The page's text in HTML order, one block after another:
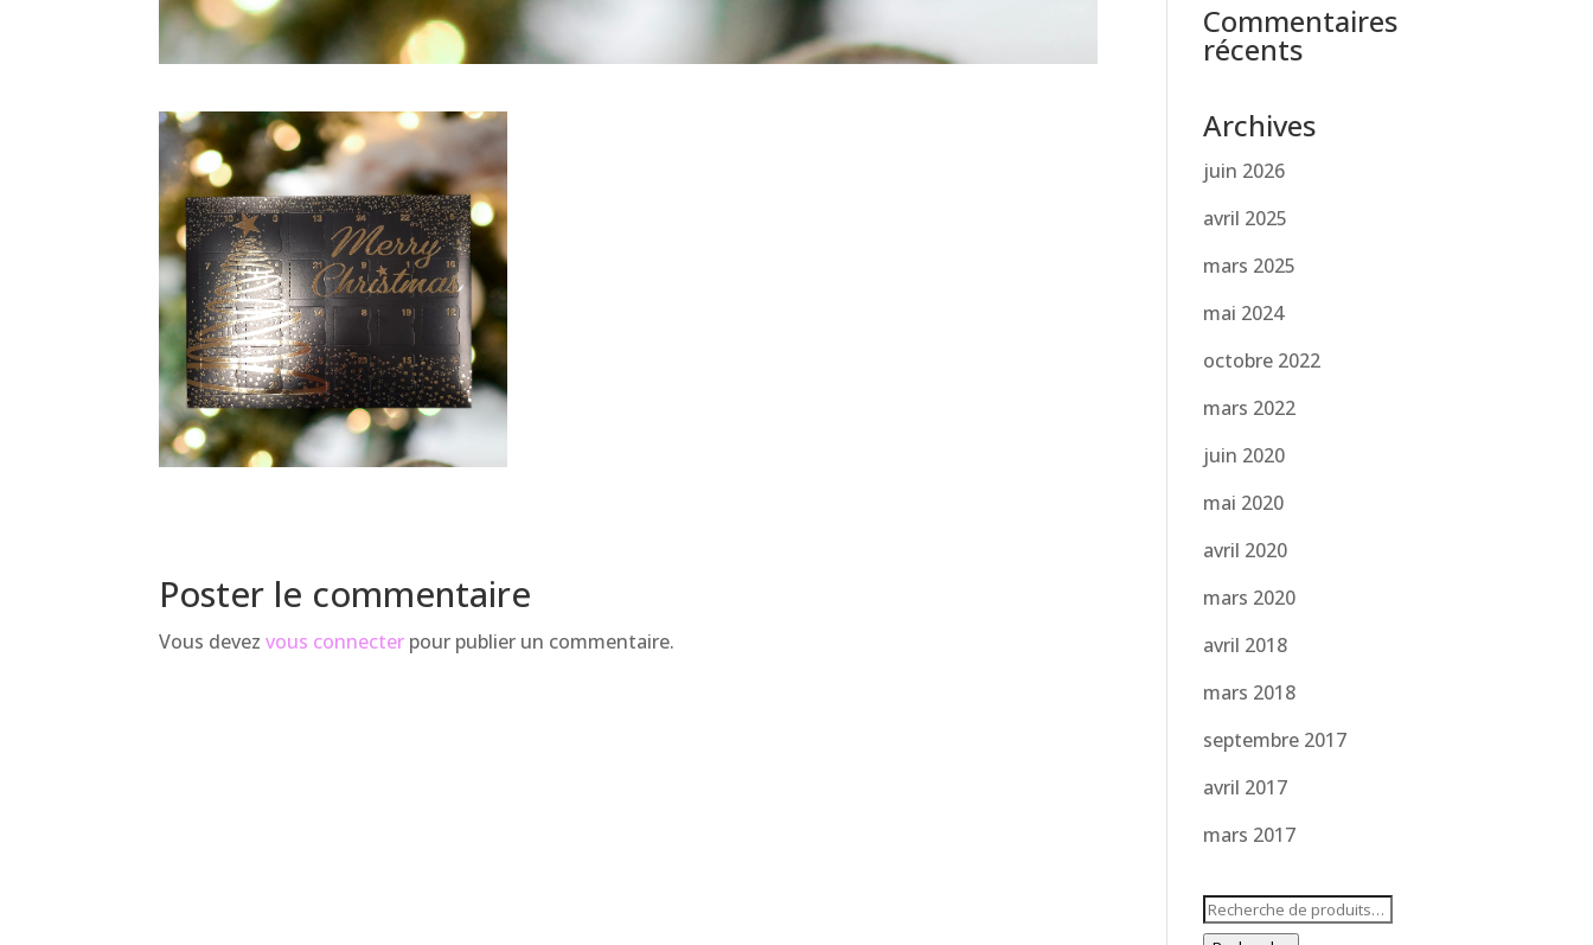
Poster le commentaire
Vous devezvous connecter pour publier un commentaire.
Commentaires
récents
Archives
juin 2026
avril 2025
mars 2025
mai 2024
octobre 2022
mars 2022
juin 2020
mai 2020
avril 2020
mars 2020
avril 2018
mars 2018
septembre 2017
avril 2017
mars 2017
Recherche